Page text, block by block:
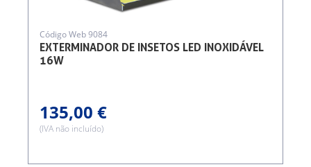
EXTERMINADOR DE INSETOS LED INOXIDÁVEL
16W
Código Web 9084
135,00 €
(IVA não incluído)